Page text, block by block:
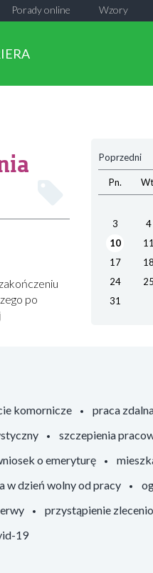
Wzory
Porady online
po
Poprzedni
Pn.
3
4
10
11
17
18
24
25
31
komornicze praca
szczepienia
o emeryturę
w dzień wolny od pracy
przystąpienie
19